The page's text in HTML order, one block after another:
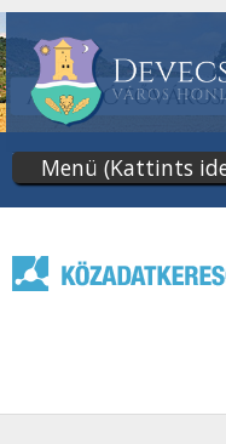
Menü (Kattints